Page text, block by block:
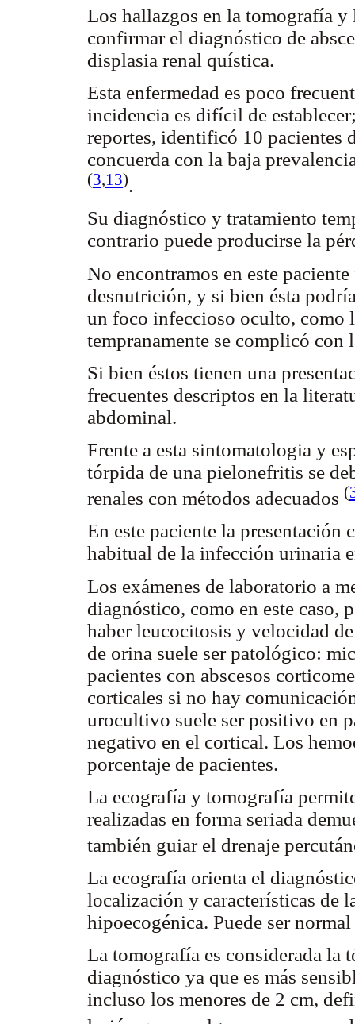
Los hallazgos en la tomografía
confirmar el diagnóstico de
displasia renal quística.
Esta enfermedad es poco
incidencia es difícil de
reportes, identificó 10 pacientes
concuerda con la baja
(3,13).
Su diagnóstico y tratamiento
contrario puede producirse la
No encontramos en este
desnutrición, y si bien ésta
un foco infeccioso oculto, como
tempranamente se complicó con
Si bien éstos tienen una
frecuentes descriptos en la
abdominal.
Frente a esta sintomatologia y
tórpida de una pielonefritis se
renales con métodos adecuados (
En este paciente la
habitual de la infección urinaria
Los exámenes de laboratorio a
diagnóstico, como en este caso,
haber leucocitosis y velocidad
de orina suele ser patológico:
pacientes con abscesos
corticales si no hay
urocultivo suele ser positivo en
negativo en el cortical. Los
porcentaje de pacientes.
La ecografía y tomografía
realizadas en forma seriada
también guiar el drenaje
La ecografía orienta el
localización y características de
hipoecogénica. Puede ser
La tomografía es considerada la
diagnóstico ya que es más
incluso los menores de 2 cm,